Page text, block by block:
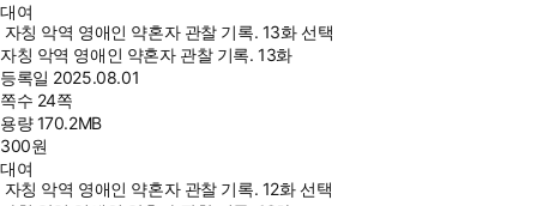
대여
자칭 악역 영애인 약혼자 관찰 기록. 13화 선택
자칭 악역 영애인 약혼자 관찰 기록. 13화
등록일 2025.08.01
쪽수 24쪽
용량170.2MB
300원
대여
자칭 악역 영애인 약혼자 관찰 기록. 12화 선택